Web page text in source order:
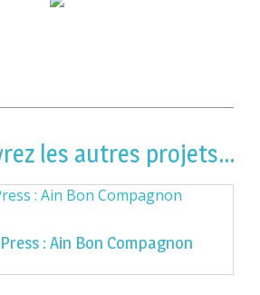
les autres projets…
: Ain Bon Compagnon